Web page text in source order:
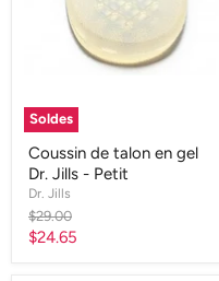
Soldes
Coussin de talon en gel
Dr. Jills - Petit
Dr. Jills
Prix
d'origine
$29.00
Prix
$24.65